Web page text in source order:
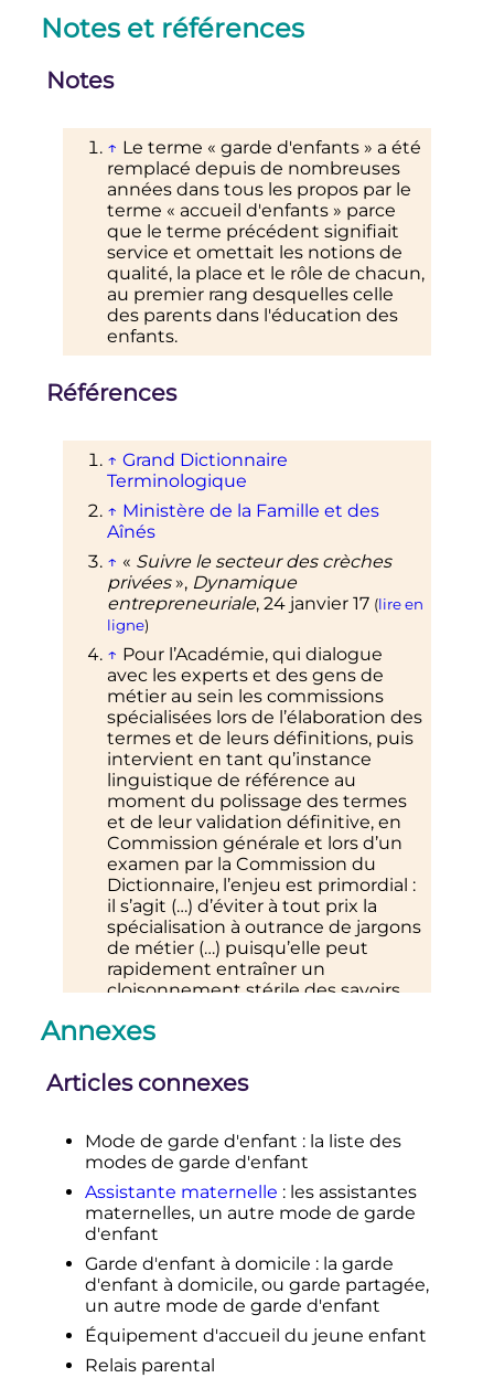
Notes et références
Notes
↑ Le terme « garde d'enfants » a été
remplacé depuis de nombreuses
années dans tous les propos par le
terme « accueil d'enfants » parce
que le terme précédent signifiait
service et omettait les notions de
qualité, la place et le rôle de chacun,
au premier rang desquelles celle
des parents dans l'éducation des
enfants.
Références
↑ Grand Dictionnaire
Terminologique
↑ Ministère de la Famille et des
Aînés
↑ « Suivre le secteur des crèches
privées », Dynamique
entrepreneuriale, 24 janvier 17 (lire en
ligne)
↑ Pour l’Académie, qui dialogue
avec les experts et des gens de
métier au sein les commissions
spécialisées lors de l’élaboration des
termes et de leurs définitions, puis
intervient en tant qu’instance
linguistique de référence au
moment du polissage des termes
et de leur validation définitive, en
Commission générale et lors d’un
examen par la Commission du
Dictionnaire, l’enjeu est primordial :
il s’agit (…) d’éviter à tout prix la
spécialisation à outrance de jargons
de métier (…) puisqu’elle peut
rapidement entraîner un
cloisonnement stérile des savoirs.
francaise.fr/la-langue-
12Marie Piquemal,
liberation.fr,23 mai 2019
↑Population active et taux d'emploi
dans l’Union européenne
↑seuls cinq pays de l'UE ont
dépassé l'objectif visé en matière de
services de garde d'enfants de
moins de trois ansinLa parentalité
a un prix
↑Prestation de Service Unique (site
de la CAF)
Annexes
Articles connexes
Mode de garde d'enfant : la liste des
modes de garde d'enfant
Assistante maternelle : les assistantes
maternelles, un autre mode de garde
d'enfant
Garde d'enfant à domicile : la garde
d'enfant à domicile, ou garde partagée,
un autre mode de garde d'enfant
Équipement d'accueil du jeune enfant
Relais parental